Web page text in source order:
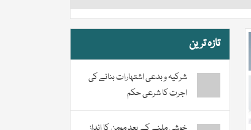
تازہ ترین
شرکیہ و بدعی اشتہارات بنانے کی
اجرت کا شرعی حکم